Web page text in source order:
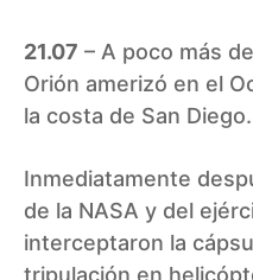
21.07 – A poco más
Orión amerizó en el
la costa de San Diego.
Inmediatamente
de la NASA y del
interceptaron la
tripulación en